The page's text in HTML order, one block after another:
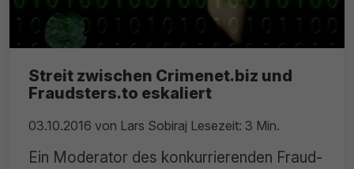
Streit zwischen Crimenet.biz und
Fraudsters.to eskaliert
03.10.2016 von Lars Sobiraj Lesezeit: 3 Min.
Ein Moderator des konkurrierenden Fraud-